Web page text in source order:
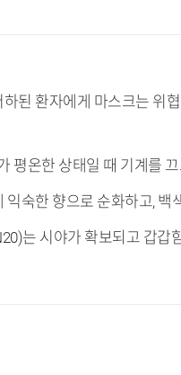
된 환자에게 마스크는 위
평온한 상태일 때 기계를
익숙한 향으로 순화하고,
는 시야가 확보되고 갑갑